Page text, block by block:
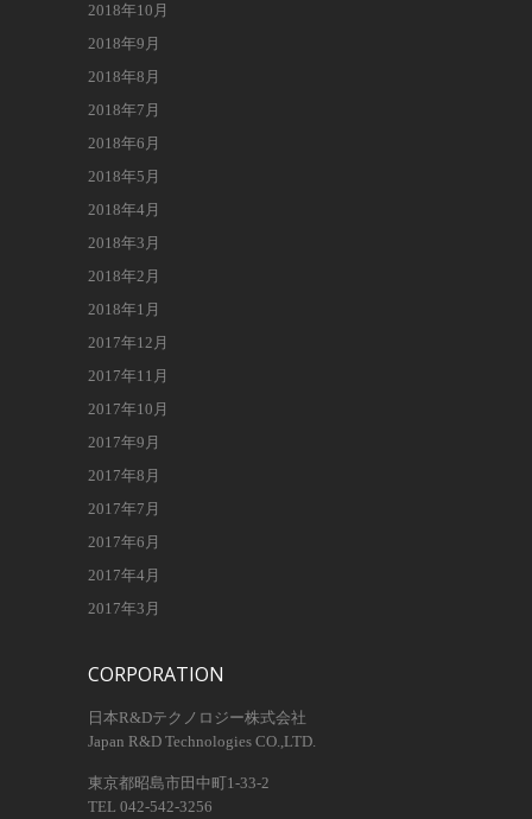
2018年10月
2018年9月
2018年8月
2018年7月
2018年6月
2018年5月
2018年4月
2018年3月
2018年2月
2018年1月
2017年12月
2017年11月
2017年10月
2017年9月
2017年8月
2017年7月
2017年6月
2017年4月
2017年3月
CORPORATION
日本R&Dテクノロジー株式会社
Japan R&D Technologies CO.,LTD.
東京都昭島市田中町1-33-2
TEL 042-542-3256